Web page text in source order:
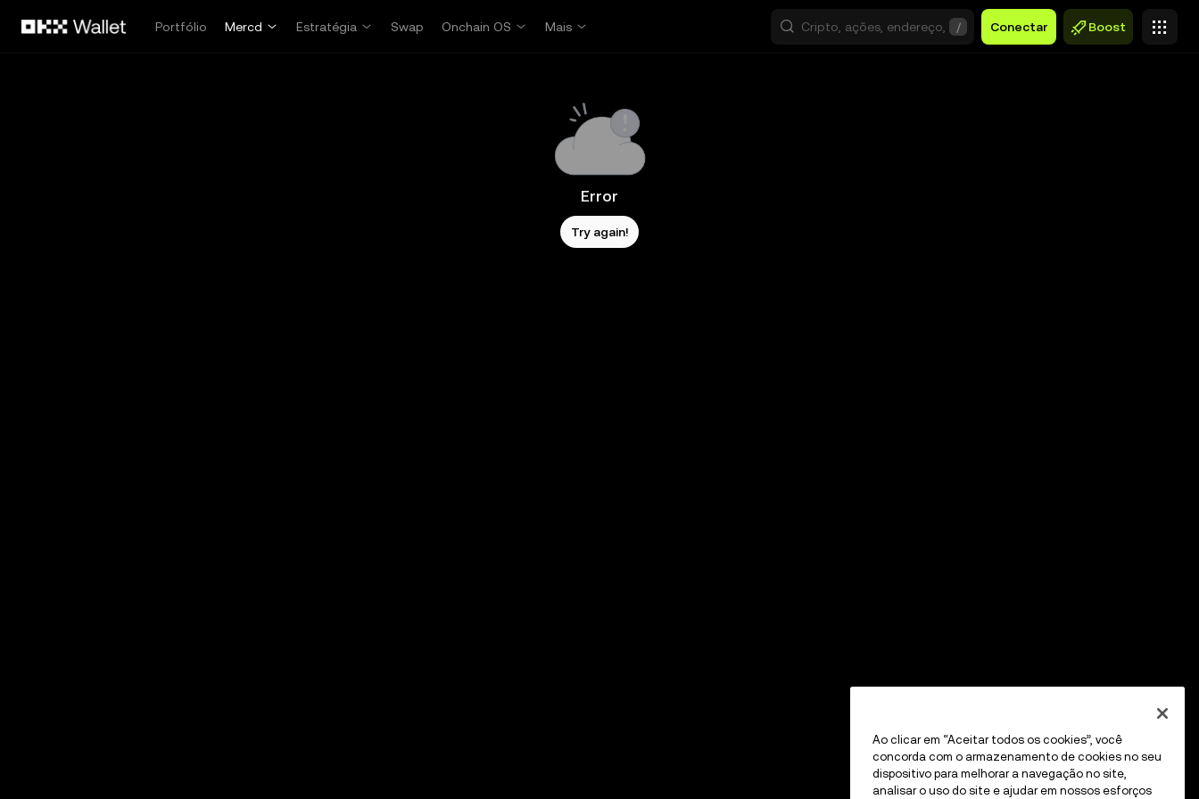
Portfólio
Mercd Estratégia Swap Onchain OS Mais / Conectar Boost
Error
Try again!
Ao clicar em “Aceitar todos os cookies”, você
concorda com o armazenamento de cookies no seu
dispositivo para melhorar a navegação no site,
analisar o uso do site e ajudar em nossos esforços